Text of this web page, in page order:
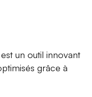
un outil innovant
grâce à